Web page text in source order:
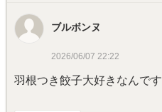
ブルボンヌ
2026/06/07 22:22
羽根つき餃子大好きなんです